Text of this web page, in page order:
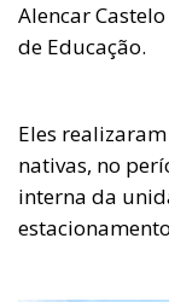
Alencar
de Educação.
Eles
nativas, no
interna da